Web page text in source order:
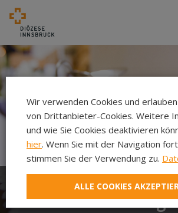
Gesalbt zum
Wir verwenden Cookies und
von Drittanbieter-Cookies. Weitere
und wie Sie Cookies deaktivieren
hier. Wenn Sie mit der Navigation
stimmen Sie der Verwendung zu.
ALLE COOKIES